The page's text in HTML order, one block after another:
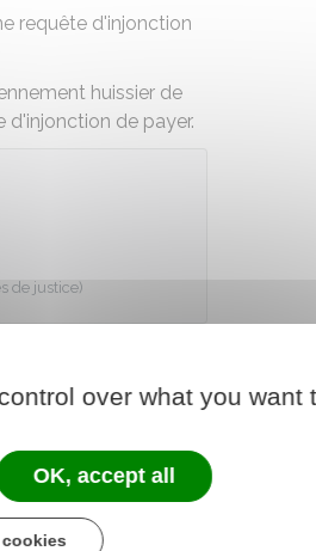
requête d'injonction
huissier de
de payer.
de justice)
over what you want
OK, accept all